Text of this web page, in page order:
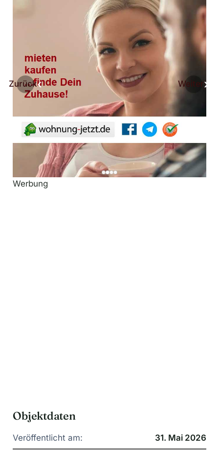
Zurück Weiter
Werbung
Objektdaten
Veröffentlicht am: 31. Mai 2026